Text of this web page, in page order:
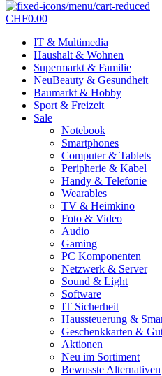
CHF0.00
IT & Multimedia
Haushalt & Wohnen
Supermarkt & Familie
NeuBeauty & Gesundheit
Baumarkt & Hobby
Sport & Freizeit
Sale
Notebook
Smartphones
Computer & Tablets
Peripherie & Kabel
Handy & Telefonie
Wearables
TV & Heimkino
Foto & Video
Audio
Gaming
PC Komponenten
Netzwerk & Server
Sound & Light
Software
IT Sicherheit
Haussteuerung &
Geschenkkarten &
Aktionen
Neu im Sortiment
Bewusste Alternativen